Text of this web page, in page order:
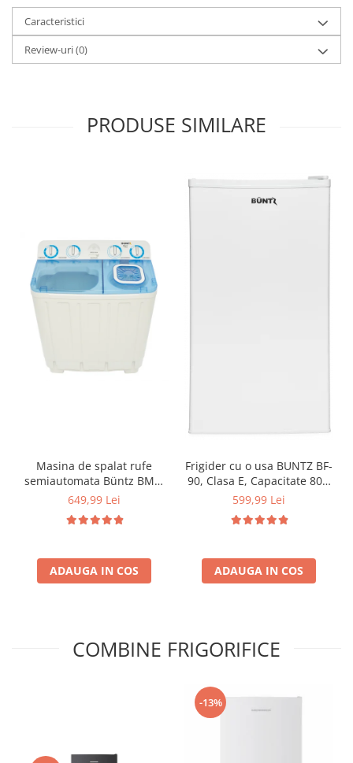
Caracteristici
Review-uri(0)
PRODUSE SIMILARE
Masina de spalat rufe
semiautomata Büntz BMS-
72, 7 Kg, Capacitate rufe
Alb/Albastru
649,99 Lei
ADAUGA IN COS
Frigider cu o usa BUNTZ BF-
90, Clasa E, Capacitate 80L,
Iluminare interioara,
cm, Alb
599,99 Lei
ADAUGA IN COS
COMBINE FRIGORIFICE
-13%